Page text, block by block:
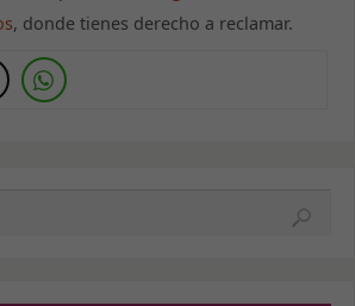
, donde tienes derecho a reclamar.